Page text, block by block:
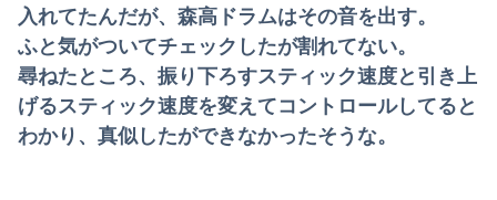
入れてたんだが、森高ドラムはその音を出す。
ふと気がついてチェックしたが割れてない。
尋ねたところ、振り下ろすスティック速度と引き上
げるスティック速度を変えてコントロールしてると
わかり、真似したができなかったそうな。